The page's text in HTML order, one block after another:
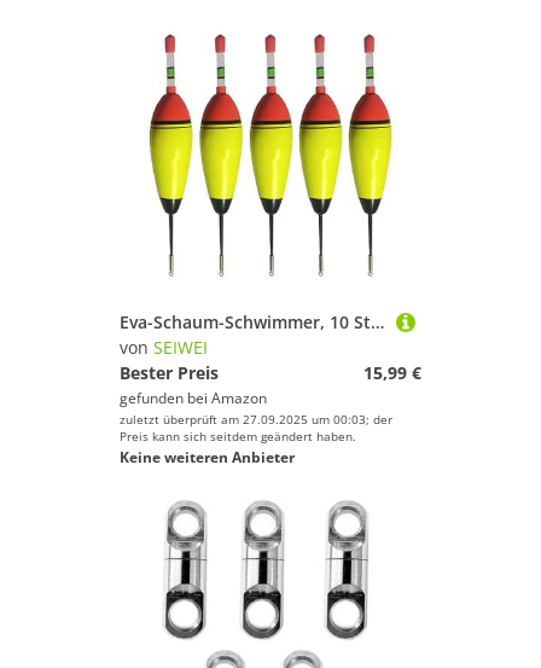
Eva-Schaum-Schwimmer, 10 Stück, 10 g weicher Eva-Schaum, Angel-Drift-Schwimmer, Angel-Balsa-Schwimmer, Crappie-Bobber, runde Posen-Bobber, Fischfutterköder für Angelruten, Süßwasser-Salzwasser
von SEIWEI
Bester Preis
15,99 €
gefunden bei Amazon
zuletzt überprüft am 27.09.2025 um 00:03; der
Preis kann sich seitdem geändert haben.
Keine weiteren Anbieter